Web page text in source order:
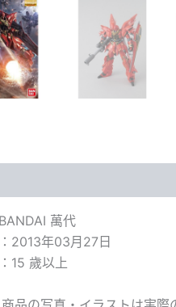
萬代
2013年03月27日
15 歲以上